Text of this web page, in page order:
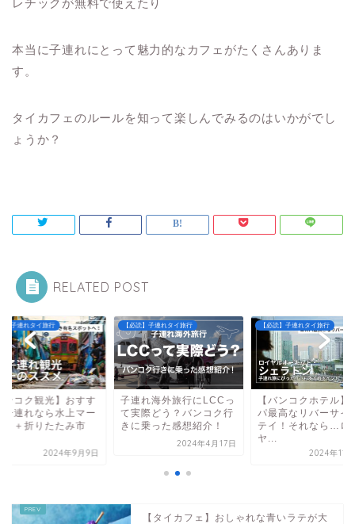
レチックが無料で使えたり
本当に子連れにとって魅力的なカフェがたくさんありま
す。
タイカフェのルールを知って楽しんでみるのはいかがでし
ょうか？
RELATED POST
】子連れタイ旅行
ンコク観光】おすす
子連れなら水上マー
ト＋折りたたみ市
2024年9月9日
【必読】子連れタイ旅行
子連れ海外旅行にLCCっ
て実際どう？バンコク行
きに乗った感想紹介！
2024年4月17日
【必読】子連れタイ旅行
【バンコクホテル】
パ最高なリバーサイ
テイ！それなら…ロ
ヤ...
2024年11
【タイカフェ】おしゃれな青いラテが大